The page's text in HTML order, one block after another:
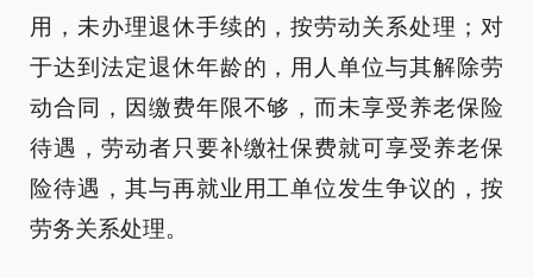
用，未办理退休手续的，按劳动关系处理；对
于达到法定退休年龄的，用人单位与其解除劳
动合同，因缴费年限不够，而未享受养老保险
待遇，劳动者只要补缴社保费就可享受养老保
险待遇，其与再就业用工单位发生争议的，按
劳务关系处理。